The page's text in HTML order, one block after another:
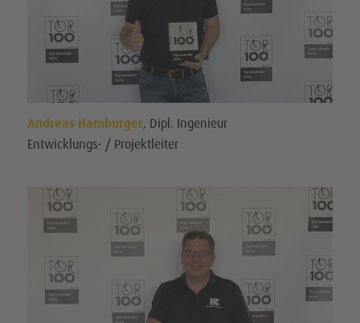
Andreas Hamburger, Dipl. In­ge­ni­eur
Entwicklungs- / Projektleiter